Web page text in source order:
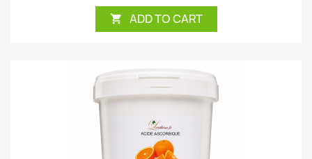
 ADD TO CART